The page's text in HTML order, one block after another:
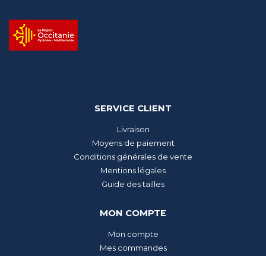
SERVICE CLIENT
Livraison
Moyens de paiement
Conditions générales de vente
Mentions légales
Guide des tailles
MON COMPTE
Mon compte
Mes commandes